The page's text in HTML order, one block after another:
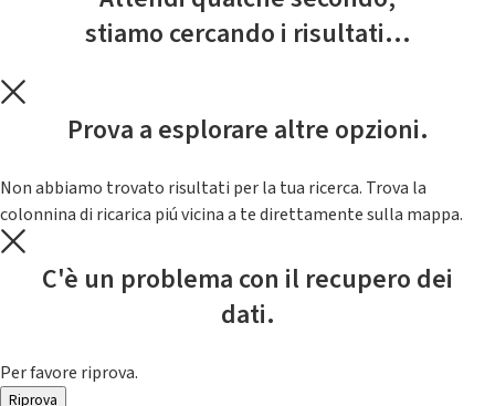
stiamo cercando i risultati...
Prova a esplorare altre opzioni.
Non abbiamo trovato risultati per la tua ricerca. Trova la
colonnina di ricarica piú vicina a te direttamente sulla mappa.
C'è un problema con il recupero dei
dati.
Per favore riprova.
Riprova